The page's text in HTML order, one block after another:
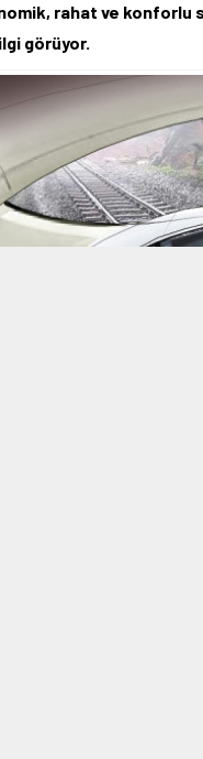
rahat ve konforlu
görüyor.